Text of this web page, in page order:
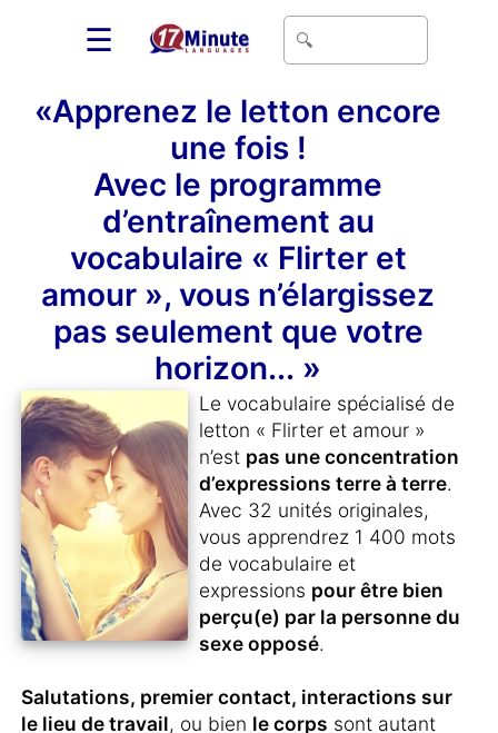
☰
«Apprenez le letton encore
une fois !
Avec le programme
d’entraînement au
vocabulaire « Flirter et
amour », vous n’élargissez
pas seulement que votre
horizon... »
Le vocabulaire spécialisé de
letton « Flirter et amour »
n’est pas une concentration
d’expressions terre à terre.
Avec 32 unités originales,
vous apprendrez 1 400 mots
de vocabulaire et
expressions pour être bien
perçu(e) par la personne du
sexe opposé.
Salutations, premier contact, interactions sur
le lieu de travail, ou bien le corps sont autant